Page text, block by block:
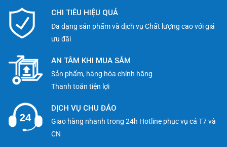
5 Ưu Điểm Vượt Trội
1. Công Nghệ Xử Lý Đột Phá
PCIe Gen5
DDR5 với ECC on-die
2. Mật Độ Lưu Trữ NVMe Cao
8x NVMe đồng thời
CHI TIÊU HIỆU QUẢ
Đa dạng sản phẩm và dịch vụ Chất lượng cao với giá
ưu đãi
AN TÂM KHI MUA SẮM
Sản phẩm, hàng hóa chính hãng
Thanh toán tiện lợi
DỊCH VỤ CHU ĐÁO
Giao hàng nhanh trong 24h Hotline phục vụ cả T7 và
CN